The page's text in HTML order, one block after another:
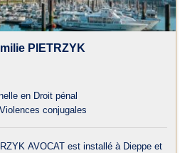
PIETRZYK
en Droit pénal
Violences conjugales
AVOCAT est installé à Dieppe et